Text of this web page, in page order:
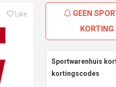
Like
GEEN
KORTING
Sportwarenhuis
kortingscodes